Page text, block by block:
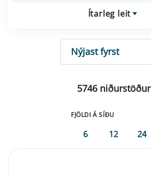
Ítarleg leit
RÖÐUN
5746 niðurstöður
FJÖLDI Á SÍÐU
6 12 24